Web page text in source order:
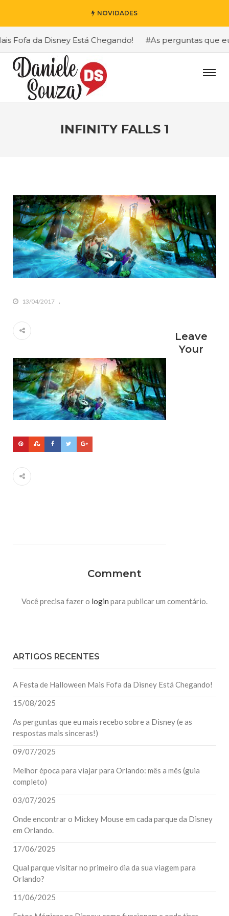
NOVIDADES
da Disney Está Chegando! #As perguntas que eu
INFINITY FALLS 1
13/04/2017
Leave
Your
Comment
Você precisa fazer o login para publicar um comentário.
ARTIGOS RECENTES
A Festa de Halloween Mais Fofa da Disney Está Chegando!
15/08/2025
As perguntas que eu mais recebo sobre a Disney (e as
respostas mais sinceras!)
09/07/2025
Melhor época para viajar para Orlando: mês a mês (guia
completo)
03/07/2025
Onde encontrar o Mickey Mouse em cada parque da Disney
em Orlando.
17/06/2025
Qual parque visitar no primeiro dia da sua viagem para
Orlando?
11/06/2025